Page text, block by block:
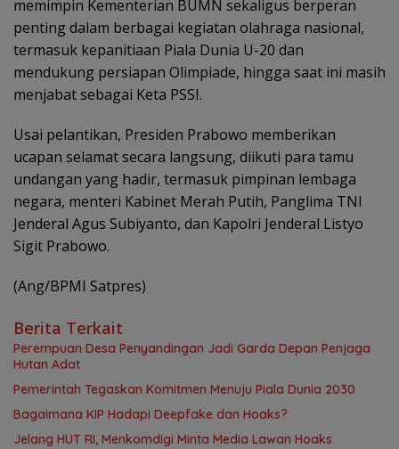
memimpin Kementerian BUMN sekaligus berperan
penting dalam berbagai kegiatan olahraga nasional,
termasuk kepanitiaan Piala Dunia U-20 dan
mendukung persiapan Olimpiade, hingga saat ini masih
menjabat sebagai Keta PSSI.
Usai pelantikan, Presiden Prabowo memberikan
ucapan selamat secara langsung, diikuti para tamu
undangan yang hadir, termasuk pimpinan lembaga
negara, menteri Kabinet Merah Putih, Panglima TNI
Jenderal Agus Subiyanto, dan Kapolri Jenderal Listyo
Sigit Prabowo.
(Ang/BPMI Satpres)
Berita Terkait
Perempuan Desa Penyandingan Jadi Garda Depan Penjaga
Hutan Adat
Pemerintah Tegaskan Komitmen Menuju Piala Dunia 2030
Bagaimana KIP Hadapi Deepfake dan Hoaks?
Jelang HUT RI, Menkomdigi Minta Media Lawan Hoaks